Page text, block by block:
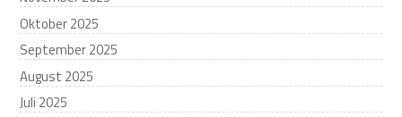
Oktober 2025
September 2025
August 2025
Juli 2025